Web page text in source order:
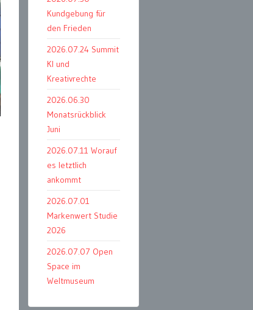
Kundgebung für
den Frieden
2026.07.24 Summit
KI und
Kreativrechte
2026.06.30
Monatsrückblick
Juni
2026.07.11 Worauf
es letztlich
ankommt
2026.07.01
Markenwert Studie
2026
2026.07.07 Open
Space im
Weltmuseum